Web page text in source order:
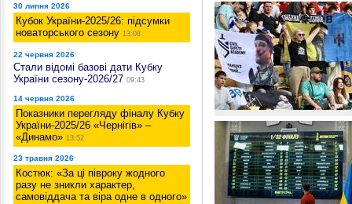
30 липня 2026
Кубок України-2025/26: підсумки
новаторського сезону 13:08
22 червня 2026
Стали відомі базові дати Кубку
України сезону-2026/27 09:43
14 червня 2026
Показники перегляду фіналу Кубку
України-2025/26 «Чернігів» –
«Динамо» 13:52
23 травня 2026
Костюк: «За ці півроку жодного
разу не зникли характер,
самовіддача та віра одне в одного»